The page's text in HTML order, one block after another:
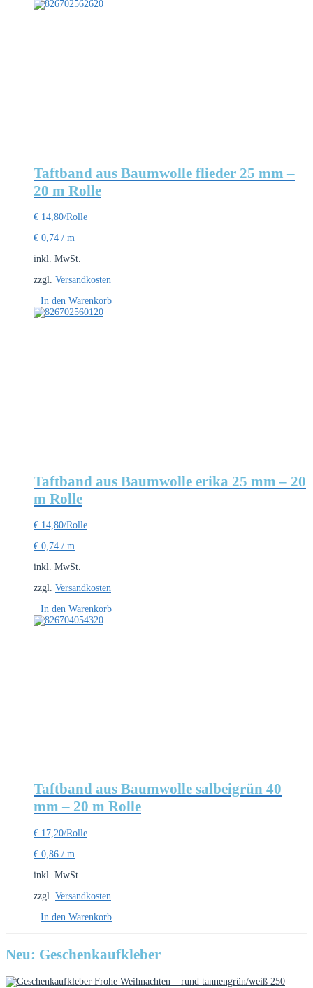
Taftband aus Baumwolle flieder 25 mm –
20 m Rolle
€ 14,80/Rolle
€ 0,74 / m
inkl. MwSt.
zzgl. Versandkosten
In den Warenkorb
Taftband aus Baumwolle erika 25 mm – 20
m Rolle
€ 14,80/Rolle
€ 0,74 / m
inkl. MwSt.
zzgl. Versandkosten
In den Warenkorb
Taftband aus Baumwolle salbeigrün 40
mm – 20 m Rolle
€ 17,20/Rolle
€ 0,86 / m
inkl. MwSt.
zzgl. Versandkosten
In den Warenkorb
Neu: Geschenkaufkleber